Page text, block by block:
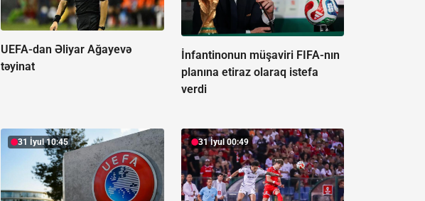
UEFA-dan Əliyar Ağayevə
təyinat
İnfantinonun müşaviri FIFA-nın
planına etiraz olaraq istefa
verdi
31 İyul 10:45 31 İyul 00:49